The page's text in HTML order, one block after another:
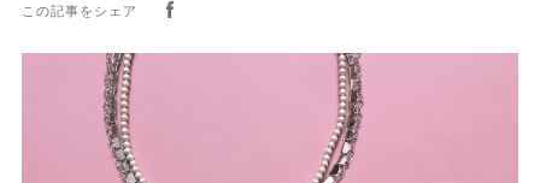
この記事をシェア